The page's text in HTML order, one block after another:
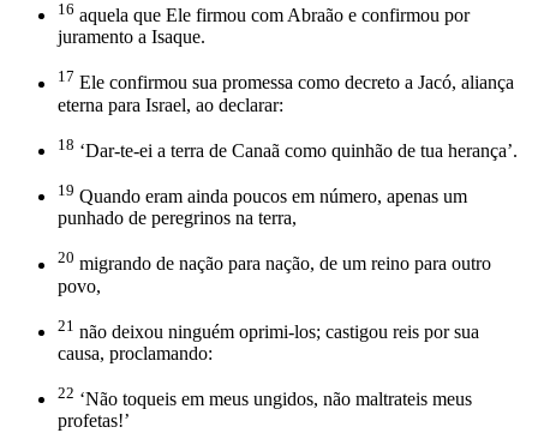
16 aquela que Ele firmou com Abraão e confirmou por
juramento a Isaque.
17 Ele confirmou sua promessa como decreto a Jacó, aliança
eterna para Israel, ao declarar:
18 ‘Dar-te-ei a terra de Canaã como quinhão de tua herança’.
19 Quando eram ainda poucos em número, apenas um
punhado de peregrinos na terra,
20 migrando de nação para nação, de um reino para outro
povo,
21 não deixou ninguém oprimi-los; castigou reis por sua
causa, proclamando:
22 ‘Não toqueis em meus ungidos, não maltrateis meus
profetas!’